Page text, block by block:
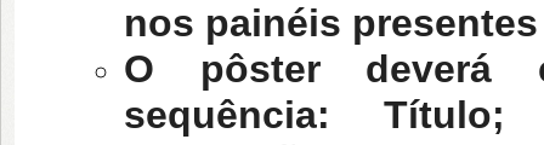
nos painéis
O pôster deverá
sequência: